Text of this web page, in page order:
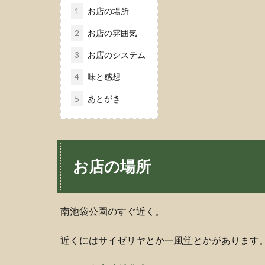
1 お店の場所
2 お店の雰囲気
3 お店のシステム
4 味と感想
5 あとがき
お店の場所
南池袋公園のすぐ近く。
近くにはサイゼリヤとか一風堂とかがあります